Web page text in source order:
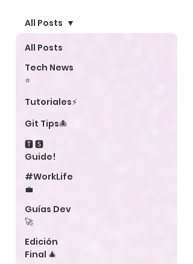
All Posts
Tech News
⭐
Tutoriales⚡
Git Tips🐙
🆃 🆂
Guide!
#WorkLife
💼
Guías Dev
🚀
Edición
Final 🎄
All Posts